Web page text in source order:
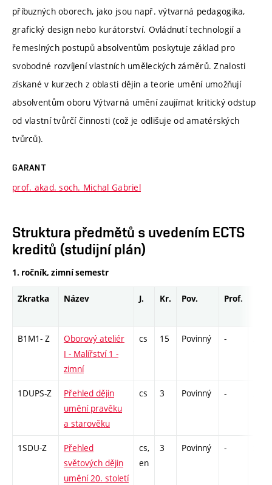
příbuzných oborech, jako jsou např. výtvarná pedagogika,
grafický design nebo kurátorství. Ovládnutí technologií a
řemeslných postupů absolventům poskytuje základ pro
svobodné rozvíjení vlastních uměleckých záměrů. Znalosti
získané v kurzech z oblasti dějin a teorie umění umožňují
absolventům oboru Výtvarná umění zaujímat kritický odstup
od vlastní tvůrčí činnosti (což je odlišuje od amatérských
tvůrců).
GARANT
prof. akad. soch. Michal Gabriel
Struktura předmětů s uvedením ECTS
kreditů (studijní plán)
1. ročník, zimní semestr
Zkratka Název J. Kr. Pov. Prof.
B1M1- Z
Oborový ateliér
I - Malířství 1 -
zimní
cs 15 Povinný -
1DUPS-Z
Přehled dějin
umění pravěku
a starověku
cs 3 Povinný -
1SDU-Z
Přehled
světových dějin
umění 20. století
cs,
en
3 Povinný -